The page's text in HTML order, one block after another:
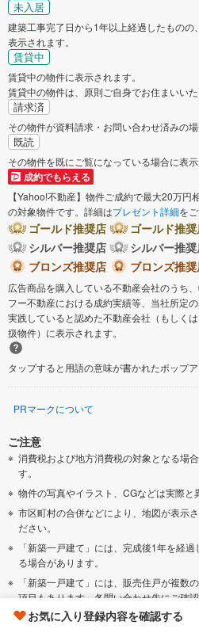
未入居
建築工事完了日から1年以上経過したもの
表示されます。
賃貸中
賃貸中の物件に表示されます。
賃貸中の物件は、原則ご自身でお住まいいた
請求済
その物件が資料請求・お問い合わせ済みの場
既読
その物件を既にご覧になっている場合に表示
成約でもらえる
【Yahoo!不動産】物件ご成約で最大20万円
の対象物件です。詳細はプレゼント詳細を
ゴールド推奨店
ゴールド推
シルバー推奨店
シルバー推
ブロンズ推奨店
ブロンズ推
広告商品を購入している不動産会社のうち
フー不動産における成約実績等、当社所定
実践していると認めた不動産会社（もしく
扱物件）に表示されます。
タップすると用語の意味が書かれたポップア
PRマークについて
ご注意
消費税および地方消費税の対象となる場
す。
物件の写真やイラスト、CGなどは実際と
市区町村の合併などにより、地図が表示
ださい。
「新築一戸建て」には、完成後1年を経
る場合があります。
「新築一戸建て」には、販売住戸が複数
項目もあります。各問い合わせ先にご確
「建築条件付き土地」の価格には、建物価
お気に入り登録内容を確認する